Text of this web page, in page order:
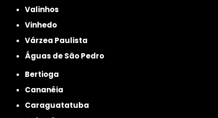
Valinhos
Vinhedo
Várzea Paulista
Águas de São Pedro
Bertioga
Cananéia
Caraguatatuba